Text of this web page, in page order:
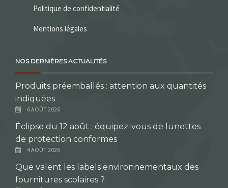
Politique de confidentialité
Mentions légales
NOS DERNIÈRES ACTUALITÉS
Produits préemballés : attention aux quantités
indiquées
6 AOÛT 2026
Éclipse du 12 août : équipez-vous de lunettes
de protection conformes
4 AOÛT 2026
Que valent les labels environnementaux des
fournitures scolaires ?